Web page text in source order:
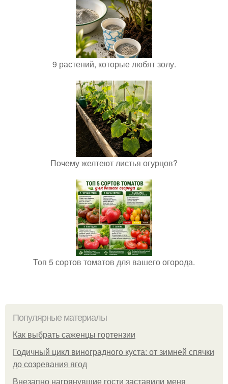
9 растений, которые любят золу.
Почему желтеют листья огурцов?
Топ 5 сортов томатов для вашего огорода.
Популярные материалы
Как выбрать саженцы гортензии
Годичный цикл виноградного куста: от зимней спячки
до созревания ягод
Внезапно нагрянувшие гости заставили меня